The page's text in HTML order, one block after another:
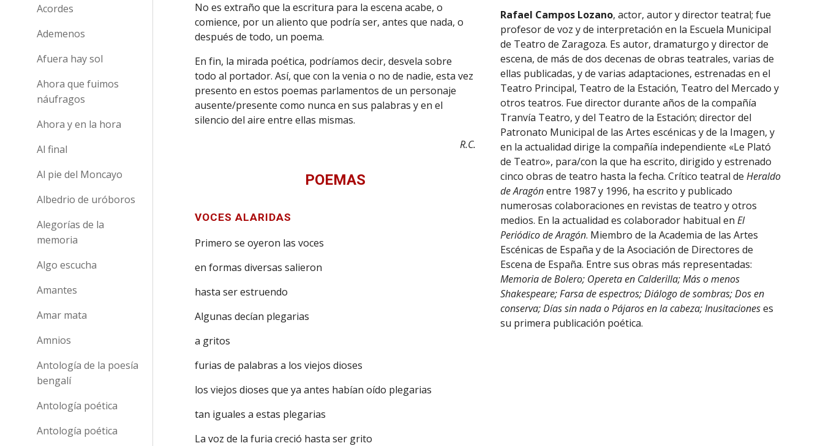
Acordes
Ademenos
Afuera hay sol
Ahora que fuimos
náufragos
Ahora y en la hora
Al final
Al pie del Moncayo
Albedrio de uróboros
Alegorías de la
memoria
Algo escucha
Amantes
Amar mata
Amnios
Antología de la poesía
bengalí
Antología poética
Antología poética
No es extraño que la escritura para la escena acabe, o
comience, por un aliento que podría ser, antes que nada, o
después de todo, un poema.
En fin, la mirada poética, podríamos decir, desvela sobre
todo al portador. Así, que con la venia o no de nadie, esta vez
presento en estos poemas parlamentos de un personaje
ausente/presente como nunca en sus palabras y en el
silencio del aire entre ellas mismas.
R.C.
POEMAS
VOCES ALARIDAS
Primero se oyeron las voces
en formas diversas salieron
hasta ser estruendo
Algunas decían plegarias
a gritos
furias de palabras a los viejos dioses
los viejos dioses que ya antes habían oído plegarias
tan iguales a estas plegarias
La voz de la furia creció hasta ser grito
Rafael Campos Lozano, actor, autor y director teatral; fue
profesor de voz y de interpretación en la Escuela Municipal
de Teatro de Zaragoza. Es autor, dramaturgo y director de
escena, de más de dos decenas de obras teatrales, varias de
ellas publicadas, y de varias adaptaciones, estrenadas en el
Teatro Principal, Teatro de la Estación, Teatro del Mercado y
otros teatros. Fue director durante años de la compañía
Tranvía Teatro, y del Teatro de la Estación; director del
Patronato Municipal de las Artes escénicas y de la Imagen, y
en la actualidad dirige la compañía independiente «Le Plató
de Teatro», para/con la que ha escrito, dirigido y estrenado
cinco obras de teatro hasta la fecha. Crítico teatral deHeraldo
de Aragónentre 1987 y 1996, ha escrito y publicado
numerosas colaboraciones en revistas de teatro y otros
medios. En la actualidad es colaborador habitual enEl
Periódico de Aragón. Miembro de la Academia de las Artes
Escénicas de España y de la Asociación de Directores de
Escena de España. Entre sus obras más representadas:
Memoria de Bolero; Opereta en Calderilla; Más o menos
Shakespeare; Farsa de espectros; Diálogo de sombras; Dos en
conserva; Días sin nada o Pájaros en la cabeza; Inusitacioneses
su primera publicación poética.